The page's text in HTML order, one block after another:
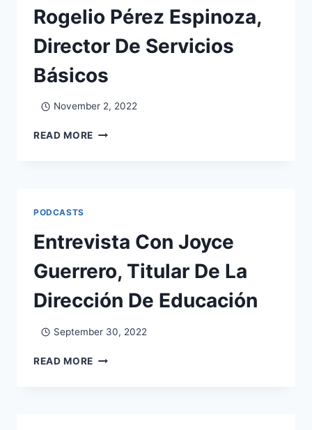
Rogelio Pérez Espinoza,
Director De Servicios
Básicos
November 2, 2022
READ MORE
PODCASTS
Entrevista Con Joyce
Guerrero, Titular De La
Dirección De Educación
September 30, 2022
READ MORE